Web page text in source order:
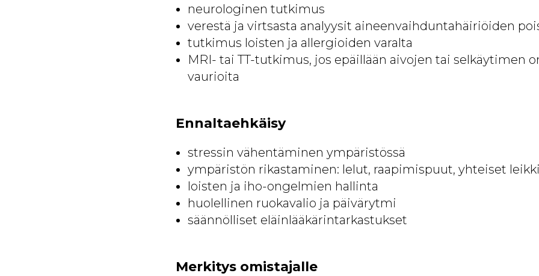
neurologinen tutkimus
verestä ja virtsasta analyysit aineenvaihduntahäiriöiden
tutkimus loisten ja allergioiden varalta
MRI- tai TT-tutkimus, jos epäillään aivojen tai selkäytimen
vaurioita
Ennaltaehkäisy
stressin vähentäminen ympäristössä
ympäristön rikastaminen: lelut, raapimispuut, yhteiset
loisten ja iho-ongelmien hallinta
huolellinen ruokavalio ja päivärytmi
säännölliset eläinlääkärintarkastukset
Merkitys omistajalle